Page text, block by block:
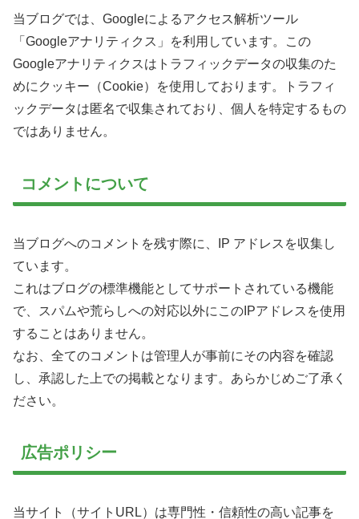
当ブログでは、Googleによるアクセス解析ツール
「Googleアナリティクス」を利用しています。この
Googleアナリティクスはトラフィックデータの収集のた
めにクッキー（Cookie）を使用しております。トラフィ
ックデータは匿名で収集されており、個人を特定するもの
ではありません。
コメントについて
当ブログへのコメントを残す際に、IP アドレスを収集し
ています。
これはブログの標準機能としてサポートされている機能
で、スパムや荒らしへの対応以外にこのIPアドレスを使用
することはありません。
なお、全てのコメントは管理人が事前にその内容を確認
し、承認した上での掲載となります。あらかじめご了承く
ださい。
広告ポリシー
当サイト（サイトURL）は専門性・信頼性の高い記事を